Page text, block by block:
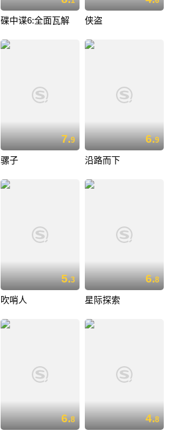
碟中谍6:全面瓦解 侠盗
7.9
骡子
6.9
沿路而下
5.3
吹哨人
6.8
星际探索
6.8 4.8